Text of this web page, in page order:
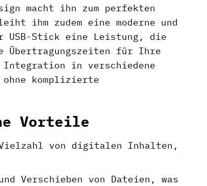
macht ihn zum perfekten
ihm zudem eine moderne und
USB-Stick eine Leistung, die
Übertragungszeiten für Ihre
in verschiedene
komplizierte
Vorteile
von digitalen Inhalten,
Verschieben von Dateien, was